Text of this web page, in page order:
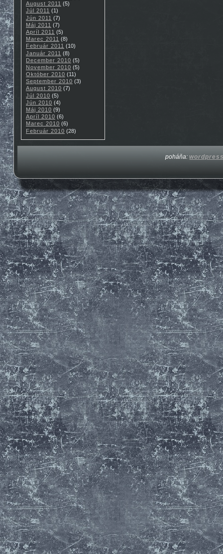
August 2011 (5)
Júl 2011 (1)
Jún 2011 (7)
Máj 2011 (7)
Apríl 2011 (5)
Marec 2011 (8)
Február 2011 (10)
Január 2011 (8)
December 2010 (5)
November 2010 (5)
Október 2010 (11)
September 2010 (3)
August 2010 (7)
Júl 2010 (5)
Jún 2010 (4)
Máj 2010 (9)
Apríl 2010 (6)
Marec 2010 (6)
Február 2010 (28)
poháňa: